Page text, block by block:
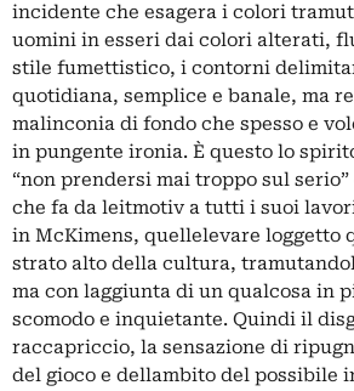
incidente che esagera i colori
uomini in esseri dai colori alterati,
stile fumettistico, i contorni
quotidiana, semplice e banale, ma
malinconia di fondo che spesso e
in pungente ironia. È questo lo
“non prendersi mai troppo sul serio”
che fa da leitmotiv a tutti i suoi
in McKimens, quellelevare loggetto
strato alto della cultura,
ma con laggiunta di un qualcosa in
scomodo e inquietante. Quindi il
raccapriccio, la sensazione di
del gioco e dellambito del possibile